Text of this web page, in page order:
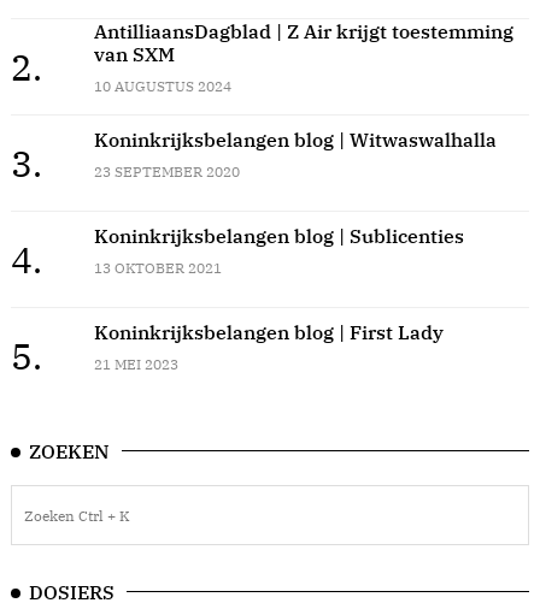
2.
AntilliaansDagblad | Z Air krijgt toestemming
van SXM
10 AUGUSTUS 2024
3.
Koninkrijksbelangen blog | Witwaswalhalla
23 SEPTEMBER 2020
4.
Koninkrijksbelangen blog | Sublicenties
13 OKTOBER 2021
5.
Koninkrijksbelangen blog | First Lady
21 MEI 2023
ZOEKEN
DOSIERS